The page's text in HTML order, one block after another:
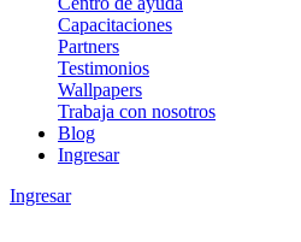
Capacitaciones
Partners
Testimonios
Wallpapers
Trabaja con nosotros
Blog
Ingresar
Ingresar